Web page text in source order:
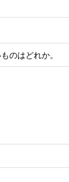
のはどれか。